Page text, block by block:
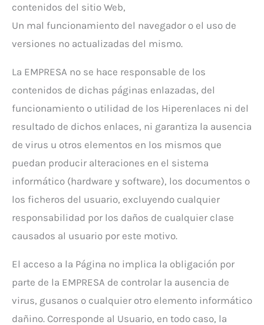
contenidos del sitio Web,
Un mal funcionamiento del navegador o el uso de
versiones no actualizadas del mismo.
La EMPRESA no se hace responsable de los
contenidos de dichas páginas enlazadas, del
funcionamiento o utilidad de los Hiperenlaces ni del
resultado de dichos enlaces, ni garantiza la ausencia
de virus u otros elementos en los mismos que
puedan producir alteraciones en el sistema
informático (hardware y software), los documentos o
los ficheros del usuario, excluyendo cualquier
responsabilidad por los daños de cualquier clase
causados al usuario por este motivo.
El acceso a la Página no implica la obligación por
parte de la EMPRESA de controlar la ausencia de
virus, gusanos o cualquier otro elemento informático
dañino. Corresponde al Usuario, en todo caso, la